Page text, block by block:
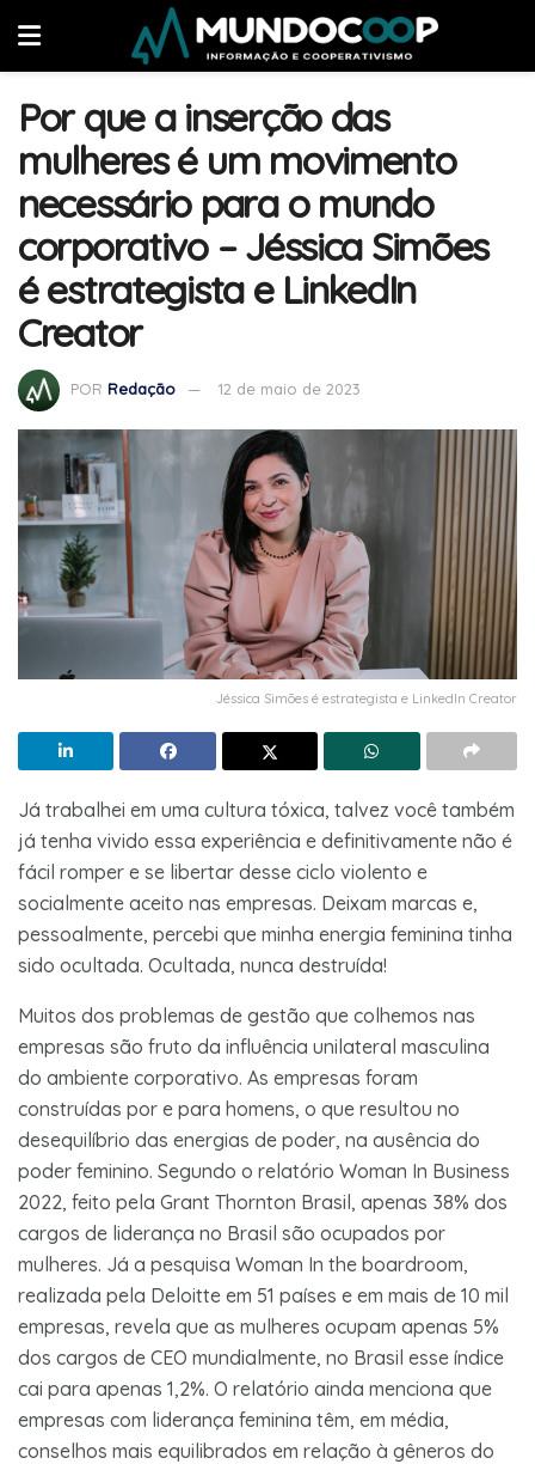
Por que a inserção das
mulheres é um movimento
necessário para o mundo
corporativo – Jéssica Simões
é estrategista e LinkedIn
Creator
POR Redação 12 de maio de 2023
Jéssica Simões é estrategista e LinkedIn Creator
Já trabalhei em uma cultura tóxica, talvez você também
já tenha vivido essa experiência e definitivamente não é
fácil romper e se libertar desse ciclo violento e
socialmente aceito nas empresas. Deixam marcas e,
pessoalmente, percebi que minha energia feminina tinha
sido ocultada. Ocultada, nunca destruída!
Muitos dos problemas de gestão que colhemos nas
empresas são fruto da influência unilateral masculina
do ambiente corporativo. As empresas foram
construídas por e para homens, o que resultou no
desequilíbrio das energias de poder, na ausência do
poder feminino. Segundo o relatório Woman In Business
2022, feito pela Grant Thornton Brasil, apenas 38% dos
cargos de liderança no Brasil são ocupados por
mulheres. Já a pesquisa Woman In the boardroom,
realizada pela Deloitte em 51 países e em mais de 10 mil
empresas, revela que as mulheres ocupam apenas 5%
dos cargos de CEO mundialmente, no Brasil esse índice
cai para apenas 1,2%. O relatório ainda menciona que
empresas com liderança feminina têm, em média,
conselhos mais equilibrados em relação à gêneros do